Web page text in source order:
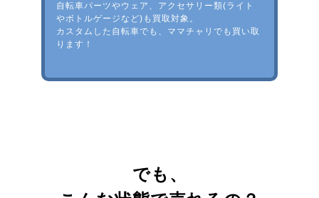
自転車パーツやウェア、アクセサリー類(ライト
やボトルゲージなど)も買取対象。
カスタムした自転車でも、ママチャリでも買い取
ります！
でも、